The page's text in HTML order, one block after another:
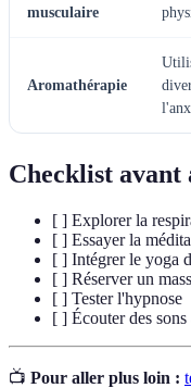
musculaire
Aromathérapie
Checklist avant
[ ] Explorer la
[ ] Essayer la
[ ] Intégrer le yoga
[ ] Réserver un
[ ] Tester l'hypnose
[ ] Écouter des sons
📺 Pour aller plus loin :